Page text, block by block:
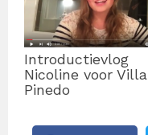
Introductievlog
Nicoline voor Villa
Pinedo